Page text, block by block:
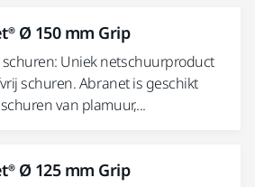
Ø 150 mm Grip
Uniek netschuurproduct
schuren. Abranet is geschikt
van plamuur,...
Ø 125 mm Grip